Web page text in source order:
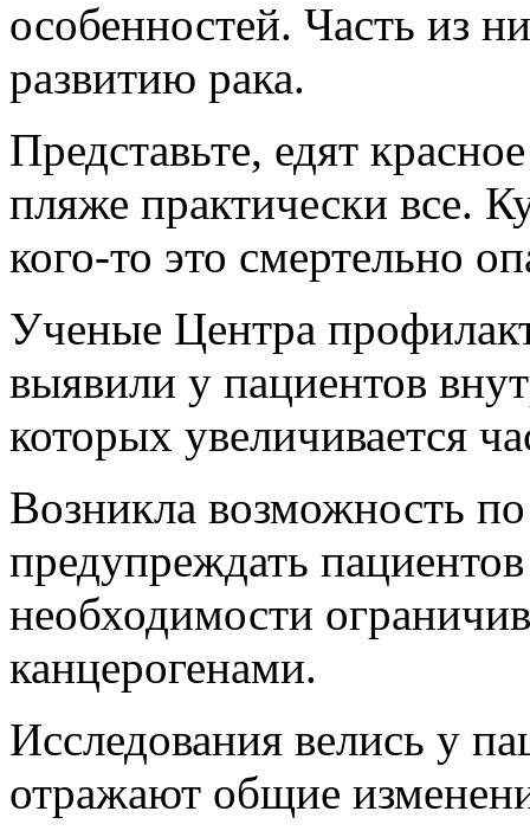
особенностей. Часть из
развитию рака.
Представьте, едят
пляже практически все.
кого-то это смертельно
Ученые Центра
выявили у пациентов
которых увеличивается
Возникла возможность
предупреждать
необходимости
канцерогенами.
Исследования велись у
отражают общие